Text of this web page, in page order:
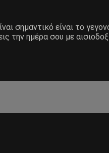
σημαντικό είναι το
την ημέρα σου με